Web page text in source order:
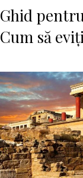
Ghid
Cum să